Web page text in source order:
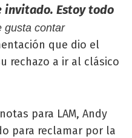
invitado. Estoy todo
gusta contar
que dio el
rechazo a ir al clásico
para LAM, Andy
para reclamar por la